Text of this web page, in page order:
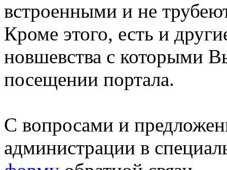
встроенными и не
Кроме этого, есть и
новшевства с которыми
посещении портала.
С вопросами и
администрации в